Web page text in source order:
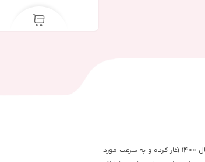
فروشگاه آنلاین پینکیا کار خود را از سال 1400 آغاز کرده و به سرعت مورد